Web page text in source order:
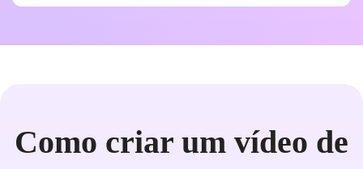
Como criar um vídeo de